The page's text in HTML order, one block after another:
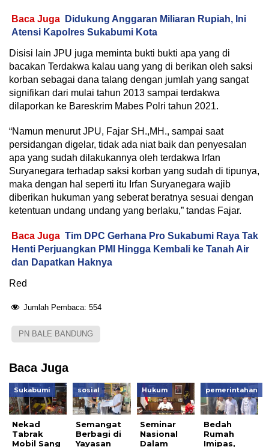
Baca Juga
Didukung Anggaran Miliaran Rupiah, Ini
Atensi Kapolres Sukabumi Kota
Disisi lain JPU juga meminta bukti bukti apa yang di
bacakan Terdakwa kalau uang yang di berikan oleh saksi
korban sebagai dana talang dengan jumlah yang sangat
signifikan dari mulai tahun 2013 sampai terdakwa
dilaporkan ke Bareskrim Mabes Polri tahun 2021.
“Namun menurut JPU, Fajar SH.,MH., sampai saat
persidangan digelar, tidak ada niat baik dan penyesalan
apa yang sudah dilakukannya oleh terdakwa Irfan
Suryanegara terhadap saksi korban yang sudah di tipunya,
maka dengan hal seperti itu Irfan Suryanegara wajib
diberikan hukuman yang seberat beratnya sesuai dengan
ketentuan undang undang yang berlaku,” tandas Fajar.
Baca Juga Tim DPC Gerhana Pro Sukabumi Raya Tak
Henti Perjuangkan PMI Hingga Kembali ke Tanah Air
dan Dapatkan Haknya
Red
Jumlah Pembaca: 554
PN BALE BANDUNG
Baca Juga
Sukabumi
Nekad
Tabrak
Mobil Sang
sosial
Semangat
Berbagi di
Yayasan
Hukum
Seminar
Nasional
Dalam
pemerintahan
Bedah
Rumah
Imipas,